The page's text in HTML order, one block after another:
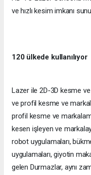
ve hızlı kesim imkanı
120 ülkede kullanılıyor
Lazer ile 2D-3D kesme
ve profil kesme ve
profil kesme ve
kesen işleyen ve
robot uygulamaları,
uygulamaları, giyotin
gelen Durmazlar, aynı